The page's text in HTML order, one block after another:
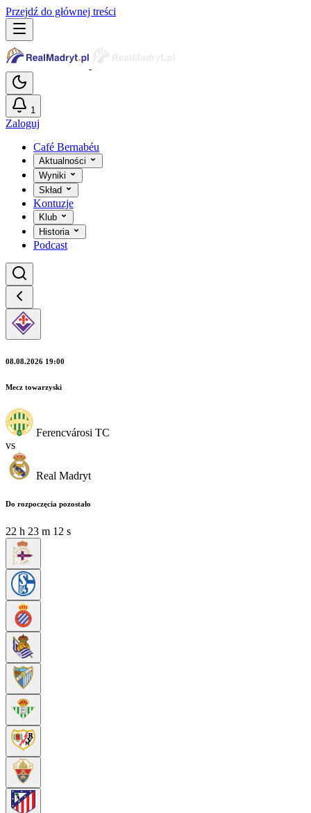
Przejdź do głównej treści
1
Zaloguj
Café Bernabéu
Aktualności
Wyniki
Skład
Kontuzje
Klub
Historia
Podcast
08.08.2026 19:00
Mecz towarzyski
Ferencvárosi TC
vs
Real Madryt
Do rozpoczęcia pozostało
22 h 23 m 11 s